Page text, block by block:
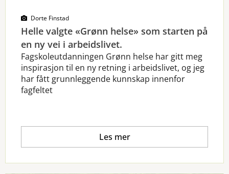
Dorte Finstad
Helle valgte «Grønn helse» som starten på
en ny vei i arbeidslivet.
Fagskoleutdanningen Grønn helse har gitt meg
inspirasjon til en ny retning i arbeidslivet, og jeg
har fått grunnleggende kunnskap innenfor
fagfeltet
Les mer